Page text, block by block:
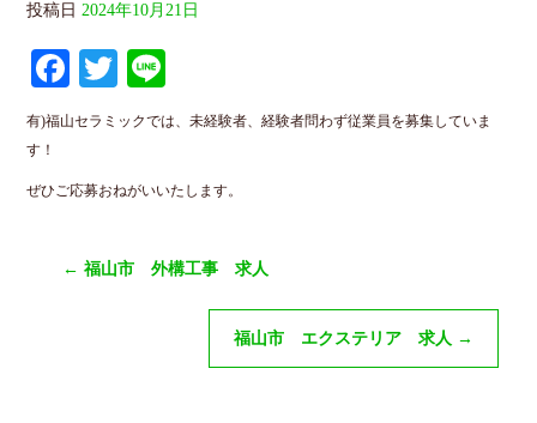
投稿日 2024年10月21日
Fa
ce
ok
T
wi
r
ne
有)福山セラミックでは、未経験者、経験者問わず従業員を募集していま
す！
ぜひご応募おねがいいたします。
← 福山市 外構工事 求人
福山市 エクステリア 求人 →